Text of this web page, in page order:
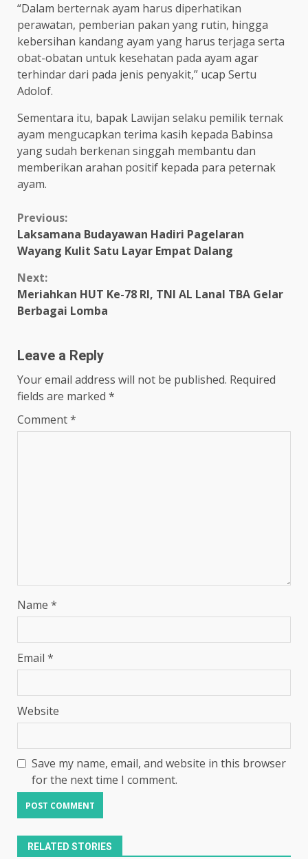
“Dalam berternak ayam harus diperhatikan
perawatan, pemberian pakan yang rutin, hingga
kebersihan kandang ayam yang harus terjaga serta
obat-obatan untuk kesehatan pada ayam agar
terhindar dari pada jenis penyakit,” ucap Sertu
Adolof.
Sementara itu, bapak Lawijan selaku pemilik ternak
ayam mengucapkan terima kasih kepada Babinsa
yang sudah berkenan singgah membantu dan
memberikan arahan positif kepada para peternak
ayam.
Continue
Reading
Previous:
Laksamana Budayawan Hadiri Pagelaran
Wayang Kulit Satu Layar Empat Dalang
Next:
Meriahkan HUT Ke-78 RI, TNI AL Lanal TBA Gelar
Berbagai Lomba
Leave a Reply
Your email address will not be published. Required
fields are marked *
Comment*
Name *
Email *
Website
Save my name, email, and website in this browser
for the next time I comment.
RELATED STORIES